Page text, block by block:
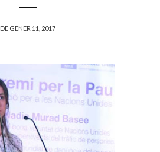
DE GENER 11, 2017